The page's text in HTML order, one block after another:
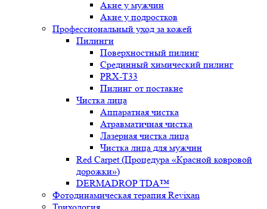
Акне у мужчин
Акне у подростков
Профессиональный уход за кожей
Пилинги
Поверхностный пилинг
Срединный химический пилинг
PRX-T33
Пилинг от постакне
Чистка лица
Аппаратная чистка
Атравматичная чистка
Лазерная чистка лица
Чистка лица для мужчин
Red Carpet (Процедура «Красной ковровой
дорожки»)
DERMADROP TDA™
Фотодинамическая терапия Revixan